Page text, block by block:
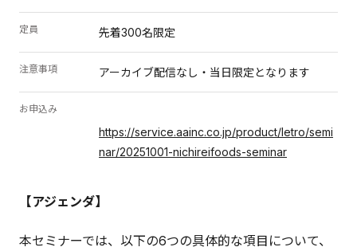
定員 先着300名限定
注意事項 アーカイブ配信なし・当日限定となります
お申込み
https://service.aainc.co.jp/product/letro/semi
nar/20251001-nichireifoods-seminar
【アジェンダ】
本セミナーでは、以下の6つの具体的な項目について、